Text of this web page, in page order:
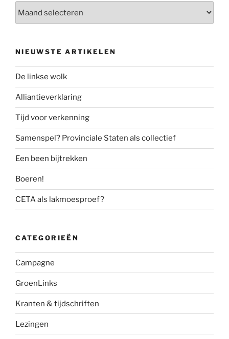
NIEUWSTE ARTIKELEN
De linkse wolk
Alliantieverklaring
Tijd voor verkenning
Samenspel? Provinciale Staten als collectief
Een been bijtrekken
Boeren!
CETA als lakmoesproef?
CATEGORIEËN
Campagne
GroenLinks
Kranten & tijdschriften
Lezingen